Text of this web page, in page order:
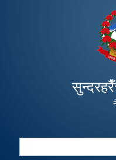
main
Search